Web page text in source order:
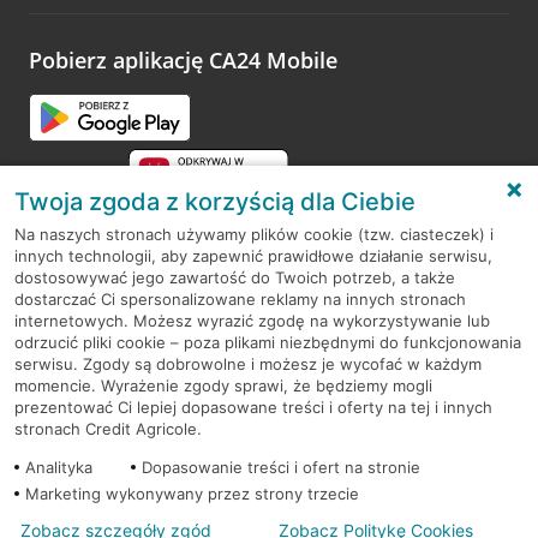
opinie.
Pobierz aplikację CA24 Mobile
RODO
Regulamin serwisu
Mapa serwisu
PolitykaCookies
Twoja zgoda z korzyścią dla Ciebie
Na naszych stronach używamy plików cookie (tzw. ciasteczek) i
innych technologii, aby zapewnić prawidłowe działanie serwisu,
dostosowywać jego zawartość do Twoich potrzeb, a także
dostarczać Ci spersonalizowane reklamy na innych stronach
internetowych. Możesz wyrazić zgodę na wykorzystywanie lub
odrzucić pliki cookie – poza plikami niezbędnymi do funkcjonowania
serwisu. Zgody są dobrowolne i możesz je wycofać w każdym
momencie. Wyrażenie zgody sprawi, że będziemy mogli
prezentować Ci lepiej dopasowane treści i oferty na tej i innych
stronach Credit Agricole.
Analityka
Dopasowanie treści i ofert na stronie
Marketing wykonywany przez strony trzecie
Zobacz szczegóły zgód Zobacz Politykę Cookies